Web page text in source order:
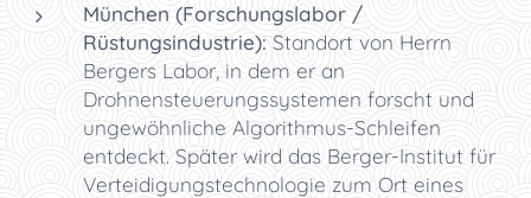
München (Forschungslabor /
Rüstungsindustrie): Standort von Herrn
Bergers Labor, in dem er an
Drohnensteuerungssystemen forscht und
ungewöhnliche Algorithmus-Schleifen
entdeckt. Später wird das Berger-Institut für
Verteidigungstechnologie zum Ort eines